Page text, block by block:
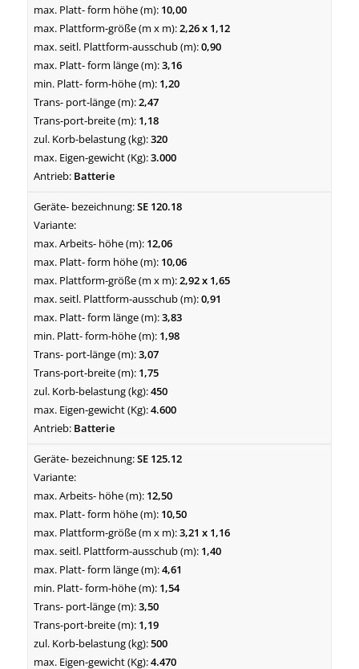
10,00
2,26 x 1,12
0,90
3,16
1,20
2,47
1,18
320
3.000
Batterie
SE 120.18
12,06
10,06
2,92 x 1,65
0,91
3,83
1,98
3,07
1,75
450
4.600
Batterie
SE 125.12
12,50
10,50
3,21 x 1,16
1,40
4,61
1,54
3,50
1,19
500
4.470